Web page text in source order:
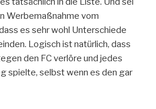
Werbemaßnahme vom
es sehr wohl Unterschiede
Logisch ist natürlich, dass
den FC verlöre und jedes
spielte, selbst wenn es den gar